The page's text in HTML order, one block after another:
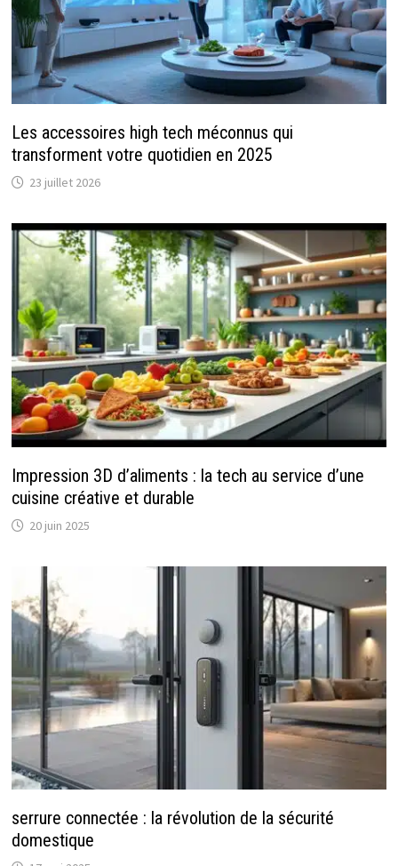
Les accessoires high tech méconnus qui
transforment votre quotidien en 2025
23 juillet 2026
Impression 3D d’aliments : la tech au service d’une
cuisine créative et durable
20 juin 2025
serrure connectée : la révolution de la sécurité
domestique